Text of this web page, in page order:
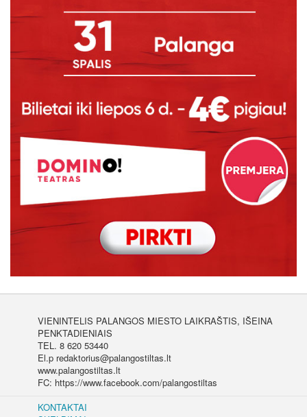
VIENINTELIS PALANGOS MIESTO LAIKRAŠTIS, IŠEINA
PENKTADIENIAIS
TEL. 8 620 53440
El.p redaktorius@palangostiltas.lt
www.palangostiltas.lt
FC: https://www.facebook.com/palangostiltas
KONTAKTAI